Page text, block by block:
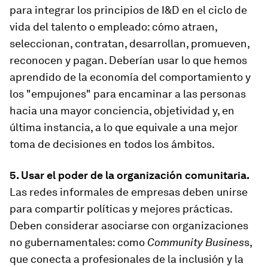
para integrar los principios de I&D en el ciclo de
vida del talento o empleado: cómo atraen,
seleccionan, contratan, desarrollan, promueven,
reconocen y pagan. Deberían usar lo que hemos
aprendido de la economía del comportamiento y
los "empujones" para encaminar a las personas
hacia una mayor conciencia, objetividad y, en
última instancia, a lo que equivale a una mejor
toma de decisiones en todos los ámbitos.
5. Usar el poder de la organización comunitaria.
Las redes informales de empresas deben unirse
para compartir políticas y mejores prácticas.
Deben considerar asociarse con organizaciones
no gubernamentales: como Community Business,
que conecta a profesionales de la inclusión y la